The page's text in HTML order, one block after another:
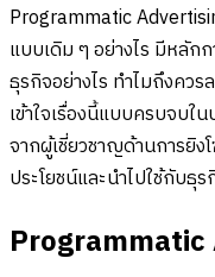
Programmatic
แบบเดิม ๆ อย่างไร มีหลัก
ธุรกิจอย่างไร ทำไมถึงคว
เข้าใจเรื่องนี้แบบครบจบใ
จากผู้เชี่ยวชาญด้านการยิ
ประโยชน์และนำไปใช้กับธุร
Programmatic